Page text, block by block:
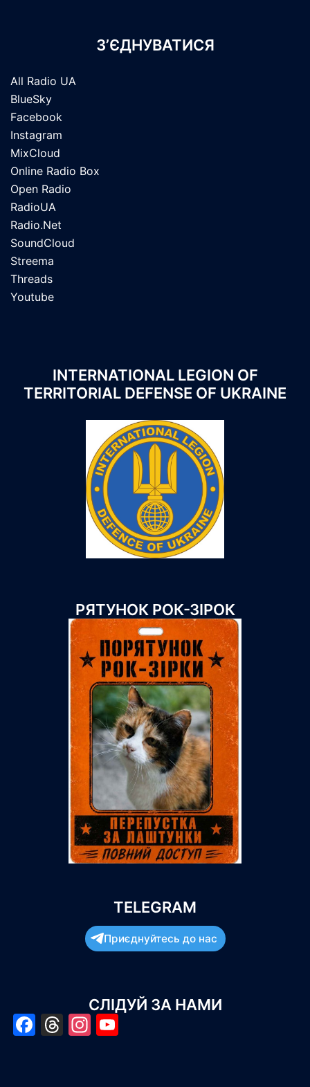
З’ЄДНУВАТИСЯ
All Radio UA
BlueSky
Facebook
Instagram
MixCloud
Online Radio Box
Open Radio
RadioUA
Radio.Net
SoundCloud
Streema
Threads
Youtube
INTERNATIONAL LEGION OF
TERRITORIAL DEFENSE OF UKRAINE
РЯТУНОК РОК-ЗІРОК
TELEGRAM
Приєднуйтесь до нас
СЛІДУЙ ЗА НАМИ
Facebook
Threads
Instagram